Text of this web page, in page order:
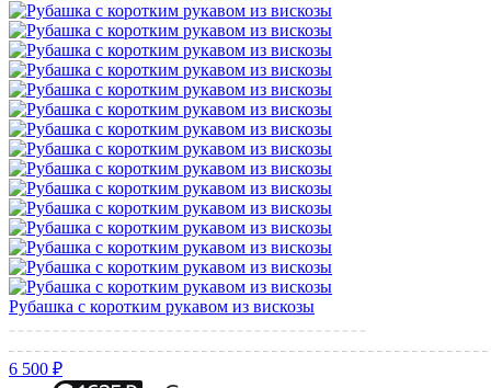
Рубашка с коротким рукавом из вискозы
6 500 ₽